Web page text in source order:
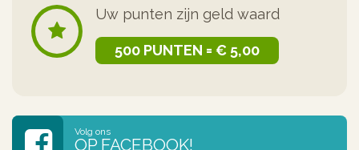
Uw punten zijn geld waard
500 PUNTEN = € 5,00
Volg ons
OP FACEBOOK!